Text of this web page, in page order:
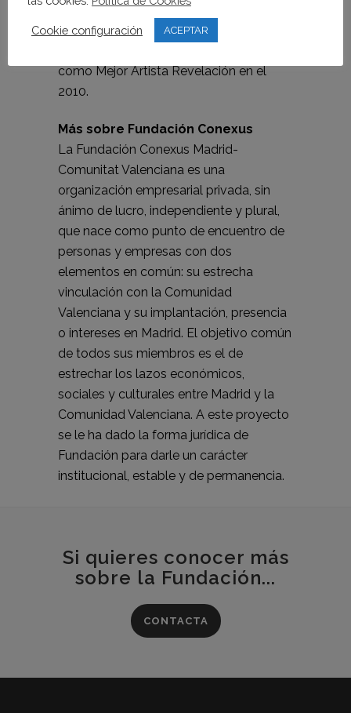
Juan Luís Guerra, Gary Burton, Quincy
Jones, Diana Krall o Esperanza Spalding,
como Mejor Artista Revelación en el
2010.
Más sobre Fundación Conexus
La Fundación Conexus Madrid-
Comunitat Valenciana es una
organización empresarial privada, sin
ánimo de lucro, independiente y plural,
que nace como punto de encuentro de
personas y empresas con dos
elementos en común: su estrecha
vinculación con la Comunidad
Valenciana y su implantación, presencia
o intereses en Madrid. El objetivo común
de todos sus miembros es el de
estrechar los lazos económicos,
sociales y culturales entre Madrid y la
Comunidad Valenciana. A este proyecto
se le ha dado la forma jurídica de
Fundación para darle un carácter
institucional, estable y de permanencia.
Si quieres conocer más
sobre la Fundación...
CONTACTA
Cookie configuración ACEPTAR